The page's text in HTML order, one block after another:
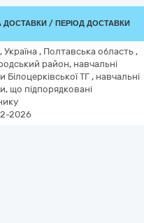
ДОСТАВКИ / ПЕРІОД ДОСТАВКИ
, Україна , Полтавська область ,
район, навчальні
Білоцерківської ТГ , навчальні
що підпорядковані
2026